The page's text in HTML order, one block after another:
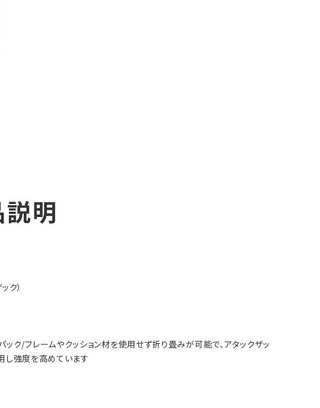
明
ク）
/フレームやクッション材を使用せず折り畳みが可能で、アタックザッ
し強度を高めています